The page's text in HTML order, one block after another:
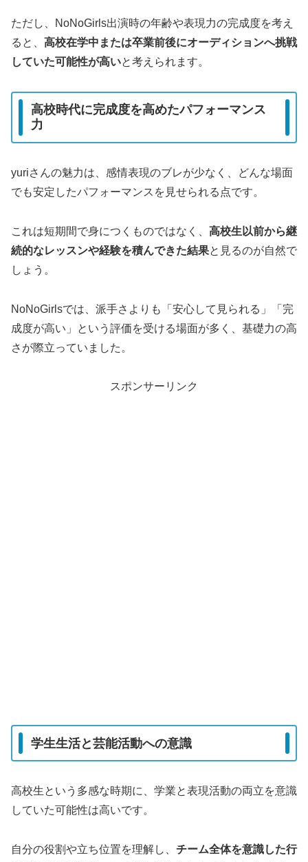
ただし、NoNoGirls出演時の年齢や表現力の完成度を考え
ると、 高校在学中または卒業前後にオーディションへ挑戦
していた可能性が高いと考えられます。
高校時代に完成度を高めたパフォーマンス
力
yuriさんの魅力は、感情表現のブレが少なく、どんな場面
でも安定したパフォーマンスを見せられる点です。
これは短期間で身につくものではなく、 高校生以前から継
続的なレッスンや経験を積んできた結果と見るのが自然で
しょう。
NoNoGirlsでは、派手さよりも「安心して見られる」「完
成度が高い」という評価を受ける場面が多く、基礎力の高
さが際立っていました。
スポンサーリンク
学生生活と芸能活動への意識
高校生という多感な時期に、学業と表現活動の両立を意識
していた可能性は高いです。
自分の役割や立ち位置を理解し、 チーム全体を意識した行